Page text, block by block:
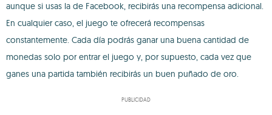
aunque si usas la de Facebook, recibirás una recompensa adicional.
En cualquier caso, el juego te ofrecerá recompensas
constantemente. Cada día podrás ganar una buena cantidad de
monedas solo por entrar el juego y, por supuesto, cada vez que
ganes una partida también recibirás un buen puñado de oro.
PUBLICIDAD